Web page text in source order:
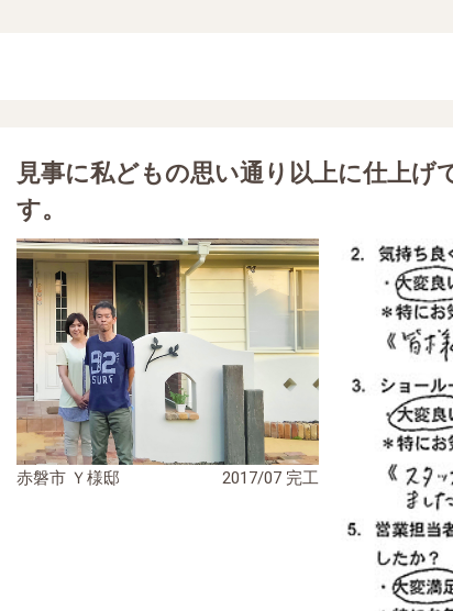
見事に私どもの思い通り以上に仕上
す。
赤磐市 Ｙ様邸 2017/07 完工